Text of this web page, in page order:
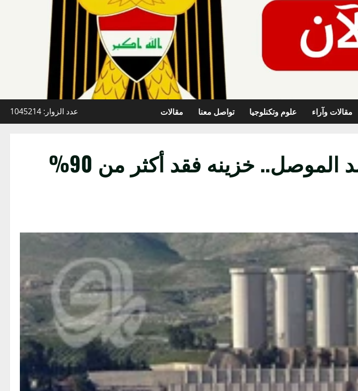
مقالات وآراء علوم وتكنلوجيا تواصل معنا مقالات عدد الزوار: 1045214
تحذيرات من جفاف تاريخي يهدد سد الموصل.. خزينه فقد أكثر من 90%